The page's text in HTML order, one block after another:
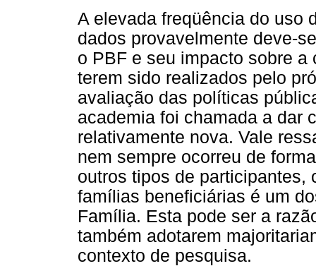
A elevada freqüência do uso
dados provavelmente deve-
o PBF e seu impacto sobre
terem sido realizados pelo
avaliação das políticas
academia foi chamada a dar
relativamente nova. Vale
nem sempre ocorreu de
outros tipos de participantes,
famílias beneficiárias é um
Família. Esta pode ser a
também adotarem
contexto de pesquisa.